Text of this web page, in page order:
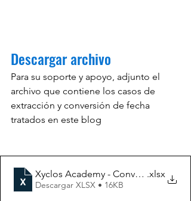
Descargar archivo
Para su soporte y apoyo, adjunto el
archivo que contiene los casos de
extracción y conversión de fecha
tratados en este blog
Xyclos Academy - Convertir una
.xlsx
Descargar XLSX • 16KB